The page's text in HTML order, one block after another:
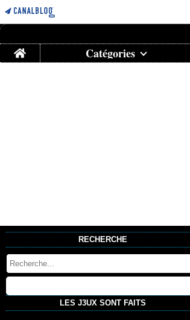
Home Catégories
RECHERCHE
LES J3UX SONT FAITS